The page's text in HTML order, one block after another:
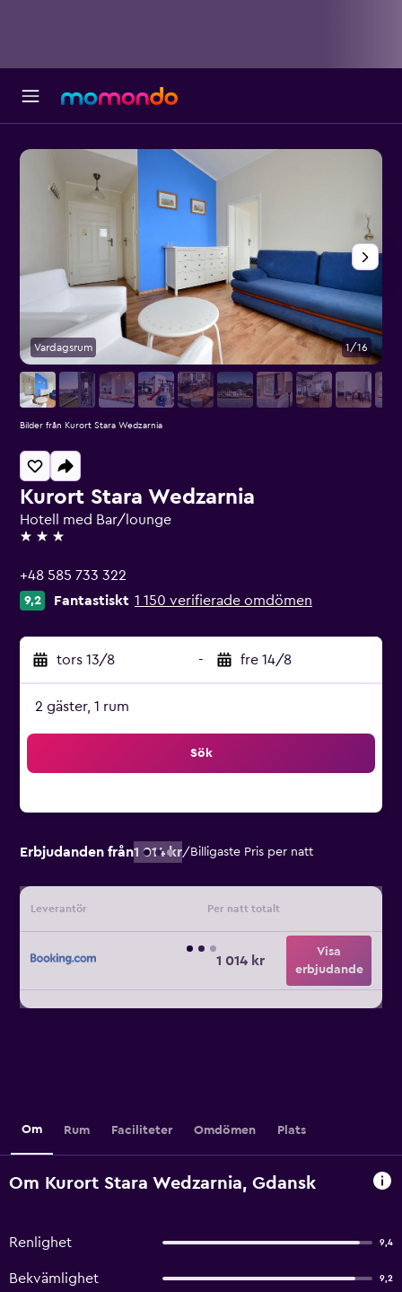
Kurort Stara Wedzarnia
Hotell med Bar/lounge
3 stjärnor
+48 585 733 322
9,2 Fantastiskt 1 150 verifierade omdömen
tors 13/8 - fre 14/8
2 gäster, 1 rum
Sök
Erbjudanden från1 014 kr/ Billigaste Pris per natt
Leverantör Per natt totalt
1 014 kr
Visa
erbjudande
Vardagsrum 1/16
Bilder från Kurort Stara Wedzarnia
Om Rum Faciliteter Omdömen Plats
Om Kurort Stara Wedzarnia, Gdansk
Renlighet 9,4
Bekvämlighet 9,2